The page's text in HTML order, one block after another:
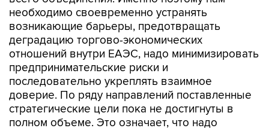
необходимо своевременно устранять
возникающие барьеры, предотвращать
деградацию торгово-экономических
отношений внутри ЕАЭС, надо минимизировать
предпринимательские риски и
последовательно укреплять взаимное
доверие. По ряду направлений поставленные
стратегические цели пока не достигнуты в
полном объеме. Это означает, что надо